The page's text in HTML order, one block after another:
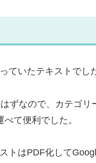
ていたテキストでし
ずなので、カテゴリ
て便利でした。
トはPDF化して